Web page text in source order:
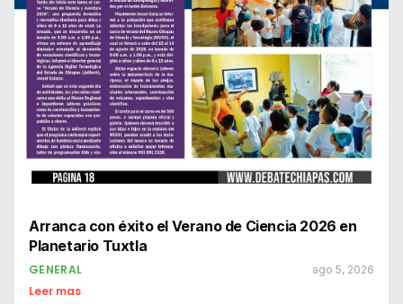
Arranca con éxito el Verano de Ciencia 2026 en
Planetario Tuxtla
GENERAL ago 5, 2026
Leer mas